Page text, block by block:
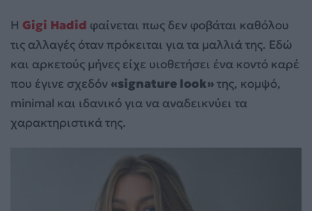
Η Gigi Hadid φαίνεται πως δεν φοβάται καθόλου
τις αλλαγές όταν πρόκειται για τα μαλλιά της. Εδώ
και αρκετούς μήνες είχε υιοθετήσει ένα κοντό καρέ
που έγινε σχεδόν«signature look»της, κομψό,
minimal και ιδανικό για να αναδεικνύει τα
χαρακτηριστικά της.